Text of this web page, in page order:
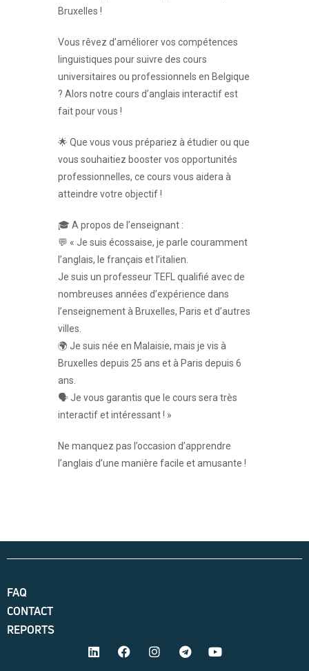
Bruxelles !
Vous rêvez d’améliorer vos compétences
linguistiques pour suivre des cours
universitaires ou professionnels en Belgique
? Alors notre cours d’anglais interactif est
fait pour vous !
🌟 Que vous vous prépariez à étudier ou que
vous souhaitiez booster vos opportunités
professionnelles, ce cours vous aidera à
atteindre votre objectif !
🎓 A propos de l’enseignant :
💬 « Je suis écossaise, je parle couramment
l’anglais, le français et l’italien.
Je suis un professeur TEFL qualifié avec de
nombreuses années d’expérience dans
l’enseignement à Bruxelles, Paris et d’autres
villes.
🌍 Je suis née en Malaisie, mais je vis à
Bruxelles depuis 25 ans et à Paris depuis 6
ans.
🗣 Je vous garantis que le cours sera très
interactif et intéressant ! »
Ne manquez pas l’occasion d’apprendre
l’anglais d’une manière facile et amusante !
FAQ
CONTACT
REPORTS